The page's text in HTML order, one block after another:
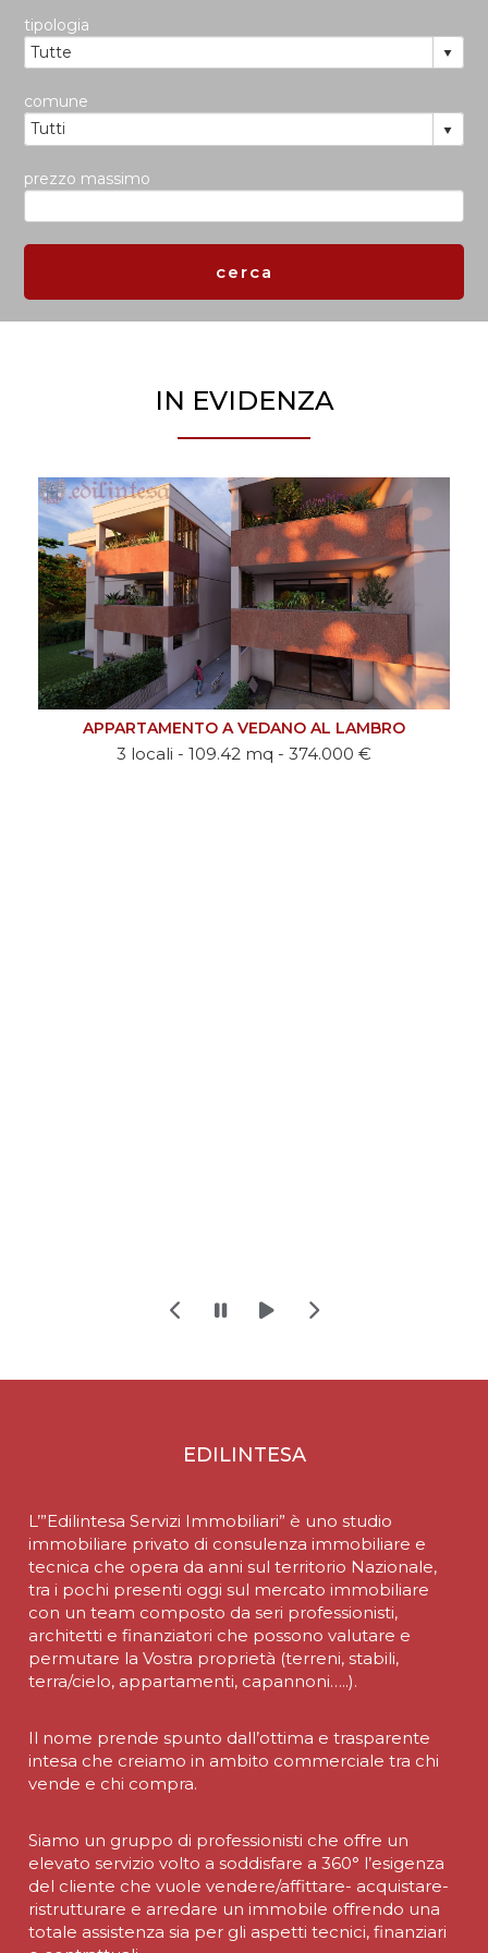
tipologia
comune
prezzo massimo
IN EVIDENZA
EDILINTESA
L’”Edilintesa Servizi Immobiliari” è uno studio
immobiliare privato di consulenza immobiliare e
tecnica che opera da anni sul territorio Nazionale,
tra i pochi presenti oggi sul mercato immobiliare
con un team composto da seri professionisti,
architetti e finanziatori che possono valutare e
permutare la Vostra proprietà (terreni, stabili,
terra/cielo, appartamenti, capannoni…..).
Il nome prende spunto dall’ottima e trasparente
intesa che creiamo in ambito commerciale tra chi
vende e chi compra.
Siamo un gruppo di professionisti che offre un
elevato servizio volto a soddisfare a 360° l’esigenza
del cliente che vuole vendere/affittare- acquistare-
ristrutturare e arredare un immobile offrendo una
totale assistenza sia per gli aspetti tecnici, finanziari